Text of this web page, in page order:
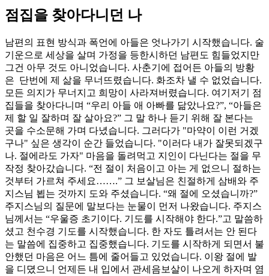
점집을 찾아다니던 나
남편의 표현 방식과 폭언에 아들은 엇나가기 시작했습니다. 술
기운으로 세상을 살며 가정을 등한시하던 남편도 힘들었지만
그건 아무 것도 아니었습니다. 사춘기에 접어든 아들의 방황
은 단번에 제 삶을 무너뜨렸습니다. 화조차 낼 수 없었습니다.
모든 의지가 무너지고 희망이 사라져버렸습니다. 여기저기 점
집들을 찾아다니며 “우리 아들 애 아빠를 닮았나요?”, “아들은
제 할 일 잘하며 잘 살아요?” 그 말 하나 듣기 위해 잘 본다는
곳을 수소문해 가며 다녔습니다. 그러다가 "마약이 이런 거겠
구나" 싶은 생각이 순간 들었습니다. "이러다 내가 잘못되겠구
나. 절에라도 가자" 마음을 돌려먹고 지인이 다닌다는 절을 무
작정 찾아갔습니다. “전 절이 처음이고 아는 게 없으니 절하는
것부터 가르쳐 주세요…….” 그 보살님은 친절하게 삼배와 주
지스님 뵙는 것까지 도와 주셨습니다. “왜 절에 오셨습니까?”
주지스님의 질문에 말보다는 눈물이 먼저 나왔습니다. 주지스
님께서는 “우울증 초기이다. 기도를 시작해야 한다.”고 말씀하
셨고 천수경 기도를 시작했습니다. 한 자도 틀려서는 안 된다
는 말씀에 집중하고 집중했습니다. 기도를 시작하게 되면서 불
안했던 마음은 어느 틈에 줄어들고 있었습니다. 이왕 절에 발
을 디뎠으니 언제든 내 입에서 관세음보살이 나오게 하자며 염